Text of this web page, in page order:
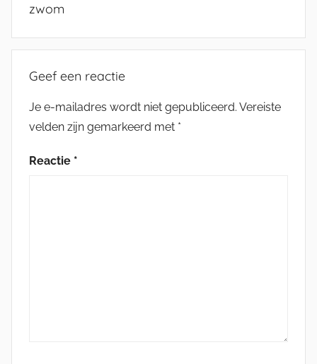
zwom
Geef een reactie
Je e-mailadres wordt niet gepubliceerd. Vereiste
velden zijn gemarkeerd met *
Reactie *